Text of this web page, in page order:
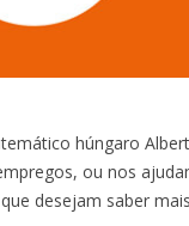
húngaro
ou nos
desejam saber